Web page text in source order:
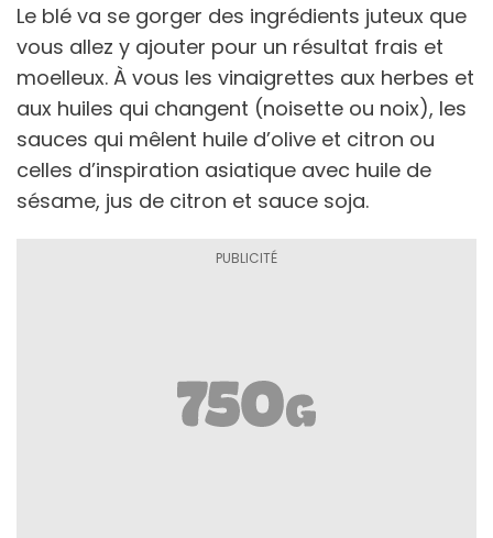
Le blé va se gorger des ingrédients juteux que
vous allez y ajouter pour un résultat frais et
moelleux. À vous les vinaigrettes aux herbes et
aux huiles qui changent (noisette ou noix), les
sauces qui mêlent huile d’olive et citron ou
celles d’inspiration asiatique avec huile de
sésame, jus de citron et sauce soja.